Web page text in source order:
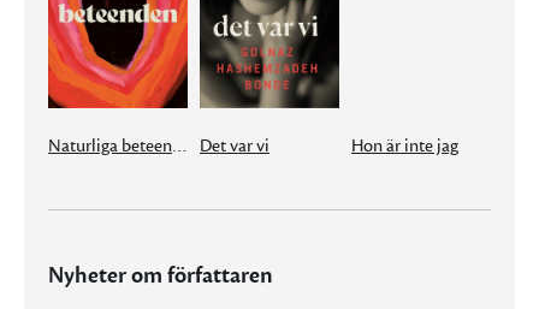
Naturliga beteenden Det var vi Hon är inte jag
Nyheter om författaren